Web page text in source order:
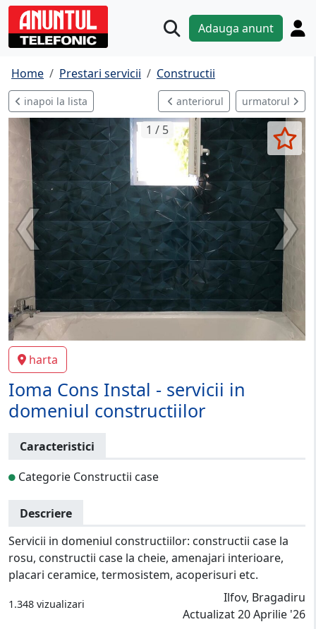
Adauga anunt
Home Prestari servicii Constructii
inapoi la lista anteriorul urmatorul
1 / 5
harta
Ioma Cons Instal - servicii in
domeniul constructiilor
Caracteristici
Categorie Constructii case
Descriere
Servicii in domeniul constructiilor: constructii case la
rosu, constructii case la cheie, amenajari interioare,
placari ceramice, termosistem, acoperisuri etc.
1.348 vizualizari
Ilfov, Bragadiru
Actualizat 20 Aprilie '26